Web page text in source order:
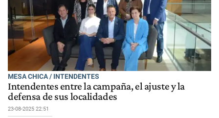
MESA CHICA / INTENDENTES
Intendentes entre la campaña, el ajuste y la
defensa de sus localidades
23-08-2025 22:51